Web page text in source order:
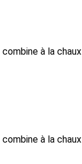
à la
à la